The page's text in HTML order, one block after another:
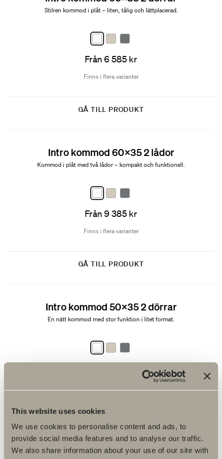
This website uses cookies
We use cookies to personalise content and ads, to
provide social media features and to analyse our traffic.
We also share information about your use of our site with
Stilren kommod i plåt – liten, tålig och lättplacerad.
Från 6 585 kr
Finns i flera varianter
GÅ TILL PRODUKT
Intro kommod 60x35 2 lådor
Kommod i plåt med två lådor – kompakt och funktionell.
Från 9 385 kr
Finns i flera varianter
GÅ TILL PRODUKT
Intro kommod 50x35 2 dörrar
En nätt kommod med stor funktion i litet format.
Nyhet